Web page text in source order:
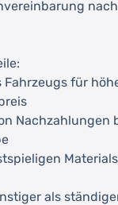
Fahrzeugs für
Nachzahlungen
als